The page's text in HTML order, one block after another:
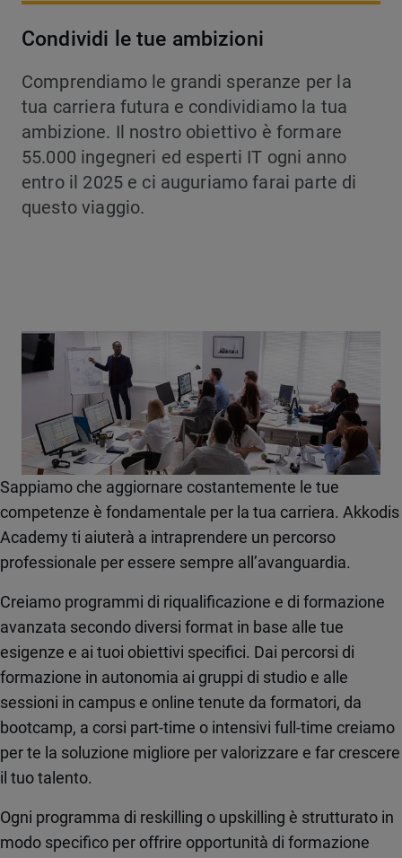
Condividi le tue ambizioni
Comprendiamo le grandi speranze per la
tua carriera futura e condividiamo la tua
ambizione. Il nostro obiettivo è formare
55.000 ingegneri ed esperti IT ogni anno
entro il 2025 e ci auguriamo farai parte di
questo viaggio.
Sappiamo che aggiornare costantemente le tue
competenze è fondamentale per la tua carriera. Akkodis
Academy ti aiuterà a intraprendere un percorso
professionale per essere sempre all’avanguardia.
Creiamo programmi di riqualificazione e di formazione
avanzata secondo diversi format in base alle tue
esigenze e ai tuoi obiettivi specifici. Dai percorsi di
formazione in autonomia ai gruppi di studio e alle
sessioni in campus e online tenute da formatori, da
bootcamp, a corsi part-time o intensivi full-time creiamo
per te la soluzione migliore per valorizzare e far crescere
il tuo talento.
Ogni programma di reskilling o upskilling è strutturato in
modo specifico per offrire opportunità di formazione